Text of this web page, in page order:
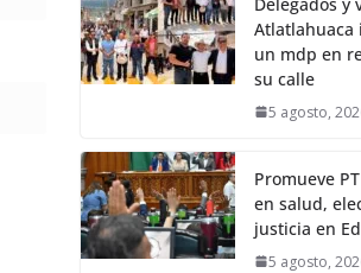
un mdp en
su calle
5 agosto,
Promueve
en salud,
justicia en
5 agosto,